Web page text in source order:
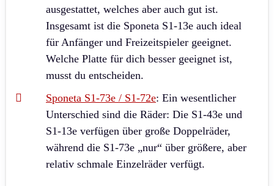
ausgestattet, welches aber auch gut ist.
Insgesamt ist die Sponeta S1-13e auch ideal
für Anfänger und Freizeitspieler geeignet.
Welche Platte für dich besser geeignet ist,
musst du entscheiden.
Sponeta S1-73e / S1-72e: Ein wesentlicher
Unterschied sind die Räder: Die S1-43e und
S1-13e verfügen über große Doppelräder,
während die S1-73e „nur“ über größere, aber
relativ schmale Einzelräder verfügt.